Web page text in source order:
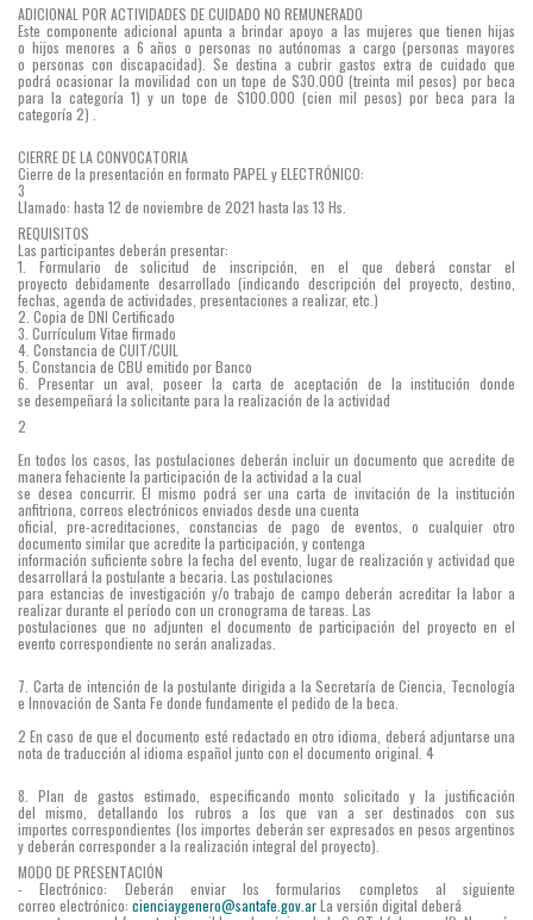
ADICIONAL POR ACTIVIDADES DE CUIDADO NO REMUNERADO
Este componente adicional apunta a brindar apoyo a las mujeres que tienen hijas
o hijos menores a 6 años o personas no autónomas a cargo (personas mayores
o personas con discapacidad). Se destina a cubrir gastos extra de cuidado que
podrá ocasionar la movilidad con un tope de $30.000 (treinta mil pesos) por beca
para la categoría 1) y un tope de $100.000 (cien mil pesos) por beca para la
categoría 2) .
CIERRE DE LA CONVOCATORIA
Cierre de la presentación en formato PAPEL y ELECTRÓNICO:
3
Llamado: hasta 12 de noviembre de 2021 hasta las 13 Hs.
REQUISITOS
Las participantes deberán presentar:
1. Formulario de solicitud de inscripción, en el que deberá constar el
proyecto debidamente desarrollado (indicando descripción del proyecto, destino,
fechas, agenda de actividades, presentaciones a realizar, etc.)
2. Copia de DNI Certificado
3. Currículum Vitae firmado
4. Constancia de CUIT/CUIL
5. Constancia de CBU emitido por Banco
6. Presentar un aval, poseer la carta de aceptación de la institución donde
se desempeñará la solicitante para la realización de la actividad
2
En todos los casos, las postulaciones deberán incluir un documento que acredite de
manera fehaciente la participación de la actividad a la cual
se desea concurrir. El mismo podrá ser una carta de invitación de la institución
anfitriona, correos electrónicos enviados desde una cuenta
oficial, pre-acreditaciones, constancias de pago de eventos, o cualquier otro
documento similar que acredite la participación, y contenga
información suficiente sobre la fecha del evento, lugar de realización y actividad que
desarrollará la postulante a becaria. Las postulaciones
para estancias de investigación y/o trabajo de campo deberán acreditar la labor a
realizar durante el período con un cronograma de tareas. Las
postulaciones que no adjunten el documento de participación del proyecto en el
evento correspondiente no serán analizadas.
7. Carta de intención de la postulante dirigida a la Secretaría de Ciencia, Tecnología
e Innovación de Santa Fe donde fundamente el pedido de la beca.
2 En caso de que el documento esté redactado en otro idioma, deberá adjuntarse una
nota de traducción al idioma español junto con el documento original. 4
8. Plan de gastos estimado, especificando monto solicitado y la justificación
del mismo, detallando los rubros a los que van a ser destinados con sus
importes correspondientes (los importes deberán ser expresados en pesos argentinos
y deberán corresponder a la realización integral del proyecto).
MODO DE PRESENTACIÓN
- Electrónico: Deberán enviar los formularios completos al siguiente
correo electrónico: cienciaygenero@santafe.gov.arLa versión digital deberá